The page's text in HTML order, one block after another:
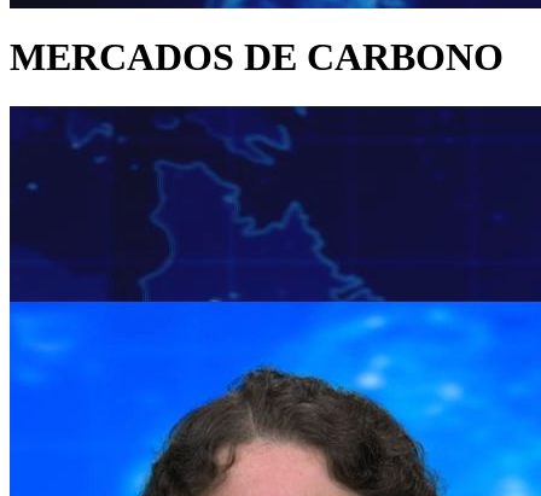
MERCADOS DE CARBONO